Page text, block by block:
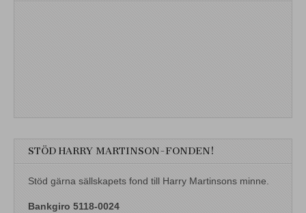
STÖD HARRY MARTINSON-FONDEN!
Stöd gärna sällskapets fond till Harry Martinsons minne.
Bankgiro 5118-0024